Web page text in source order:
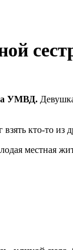
УМВД.
кто-то из
местная